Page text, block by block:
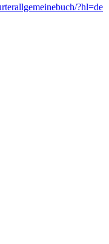
?hl=de